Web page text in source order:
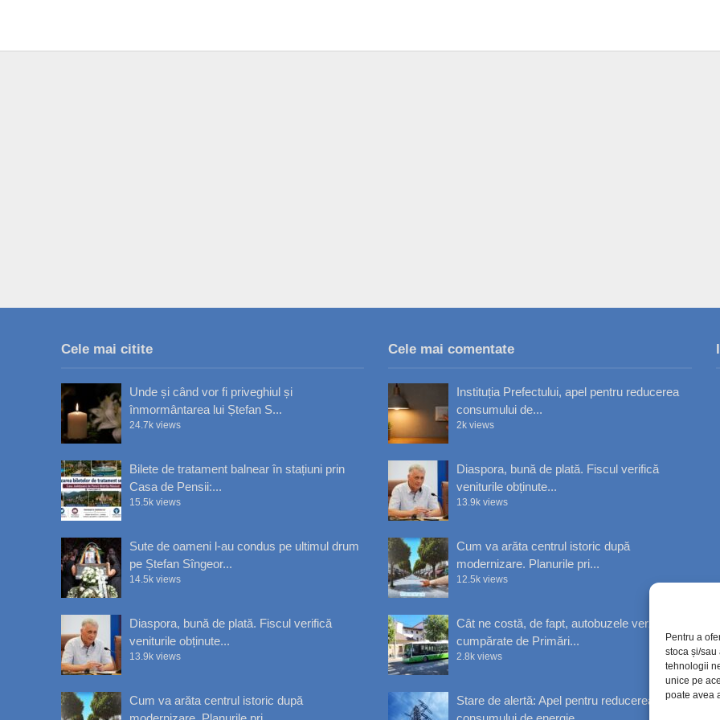
Pentru a
stoca și/sau
tehnologii
unice pe
poate avea
Cele mai citite
Unde și când vor fi priveghiul și
înmormântarea lui Ștefan S...
24.7k views
Bilete de tratament balnear în stațiuni prin
Casa de Pensii:...
15.5k views
Sute de oameni l-au condus pe ultimul drum
pe Ștefan Sîngeor...
14.5k views
Diaspora, bună de plată. Fiscul verifică
veniturile obținute...
13.9k views
Cum va arăta centrul istoric după
Cele mai comentate
Instituția Prefectului, apel pentru reducerea
consumului de...
2k views
Diaspora, bună de plată. Fiscul verifică
veniturile obținute...
13.9k views
Cum va arăta centrul istoric după
modernizare. Planurile pri...
12.5k views
Cât ne costă, de fapt, autobuzele verzi
cumpărate de Primări...
2.8k views
Stare de alertă: Apel pentru reducerea